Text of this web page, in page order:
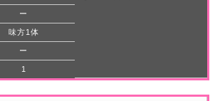
ー
味方1体
ー
1